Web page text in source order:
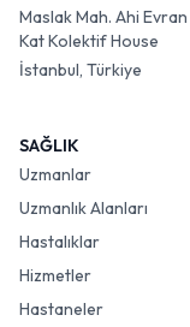
Maslak Mah. Ahi
Kat Kolektif House
İstanbul, Türkiye
SAĞLIK
Uzmanlar
Uzmanlık Alanları
Hastalıklar
Hizmetler
Hastaneler